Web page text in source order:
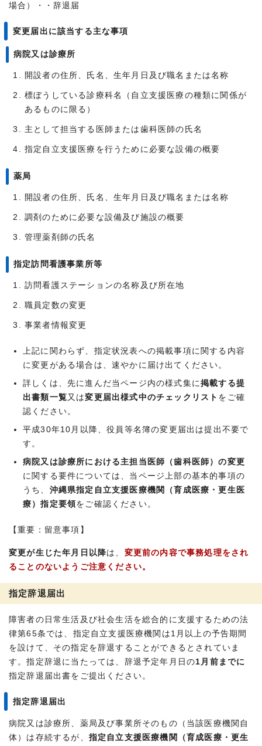
場合）・・辞退届
変更届出に該当する主な事項
病院又は診療所
開設者の住所、氏名、生年月日及び職名または名称
標ぼうしている診療科名（自立支援医療の種類に関係が
あるものに限る）
主として担当する医師または歯科医師の氏名
指定自立支援医療を行うために必要な設備の概要
薬局
開設者の住所、氏名、生年月日及び職名または名称
調剤のために必要な設備及び施設の概要
管理薬剤師の氏名
指定訪問看護事業所等
訪問看護ステーションの名称及び所在地
職員定数の変更
事業者情報変更
上記に関わらず、指定状況表への掲載事項に関する内容
に変更がある場合は、速やかに届け出てください。
詳しくは、先に進んだ当ページ内の様式集に 掲載する提
出書類一覧 又は変更届出様式中のチェックリスト をご確
認ください。
平成30年10月以降、役員等名簿の変更届出は提出不要で
す。
病院又は診療所における主担当医師（歯科医師）の変更
に関する要件については、当ページ上部の基本的事項の
うち、 沖縄県指定自立支援医療機関（育成医療・更生医
療）指定要領をご確認ください。
【重要：留意事項】
変更が生じた年月日以降は、 変更前の内容で事務処理をされ
ることのないようご注意ください。
指定辞退届出
障害者の日常生活及び社会生活を総合的に支援するための法
律第65条では、指定自立支援医療機関は1月以上の予告期間
を設けて、その指定を辞退することができるとされていま
す。指定辞退に当たっては、辞退予定年月日の1月前までに
指定辞退届出書をご提出ください。
指定辞退届出
病院又は診療所、薬局及び事業所そのもの（当該医療機関自
体）は存続するが、 指定自立支援医療機関（育成医療・更生